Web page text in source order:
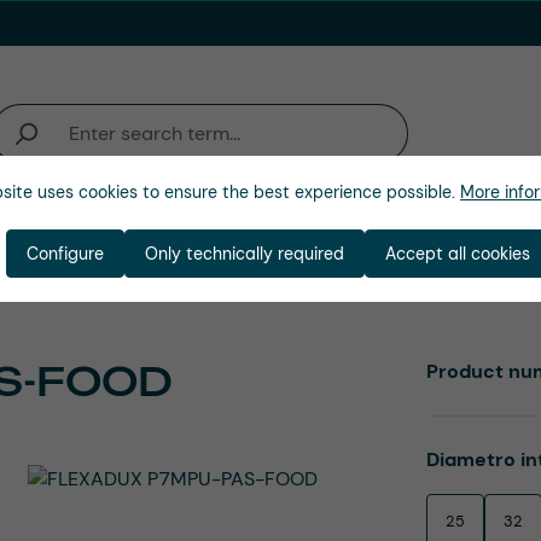
FOOD
Select
Diametro
25 32
Product
uses cookies to ensure the best experience possible. More
Only technically required
Configure Accept all cookies